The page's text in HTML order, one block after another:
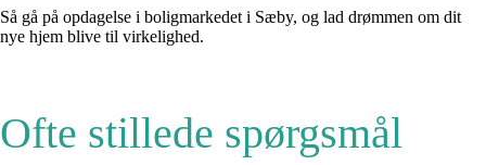
Så gå på opdagelse i boligmarkedet i Sæby, og lad drømmen om dit
nye hjem blive til virkelighed.
Ofte stillede spørgsmål